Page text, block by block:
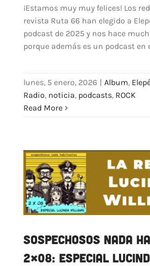
¡Estamos muy muy felices! Los
revista Ruta 66 han elegido a
podcast de 2025 y nos hace
porque además es un podcast en
lunes, 5 enero, 2026 Album,
Radio, noticia, podcasts, ROCK
Read More
Sospechosos Nada
2×08: Especial